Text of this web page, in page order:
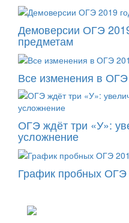
Демоверсии ОГЭ
предметам
Все изменения в
ОГЭ ждёт три «У»:
усложнение
График пробных ОГЭ